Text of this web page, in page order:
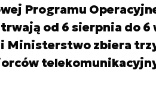
Programu
trwają od 6 sierpnia do 6
Ministerstwo zbiera